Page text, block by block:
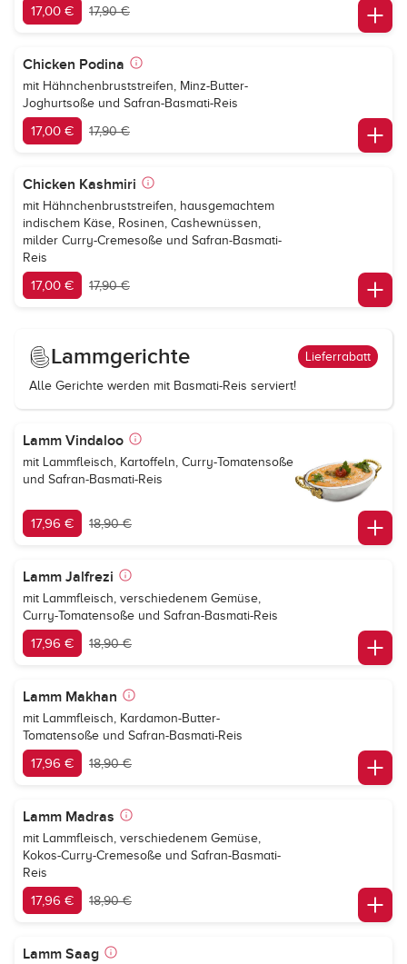
17,00 € 17,90 €
Chicken Podina
mit Hähnchenbruststreifen, Minz-Butter-
Joghurtsoße und Safran-Basmati-Reis
17,00 € 17,90 €
Chicken Kashmiri
mit Hähnchenbruststreifen, hausgemachtem
indischem Käse, Rosinen, Cashewnüssen,
milder Curry-Cremesoße und Safran-Basmati-
Reis
17,00 € 17,90 €
Lammgerichte Lieferrabatt
Alle Gerichte werden mit Basmati-Reis serviert!
Lamm Vindaloo
mit Lammfleisch, Kartoffeln, Curry-Tomatensoße
und Safran-Basmati-Reis
17,96 € 18,90 €
Lamm Jalfrezi
mit Lammfleisch, verschiedenem Gemüse,
Curry-Tomatensoße und Safran-Basmati-Reis
17,96 € 18,90 €
Lamm Makhan
mit Lammfleisch, Kardamon-Butter-
Tomatensoße und Safran-Basmati-Reis
17,96 € 18,90 €
Lamm Madras
mit Lammfleisch, verschiedenem Gemüse,
Kokos-Curry-Cremesoße und Safran-Basmati-
Reis
17,96 € 18,90 €
Lamm Saag